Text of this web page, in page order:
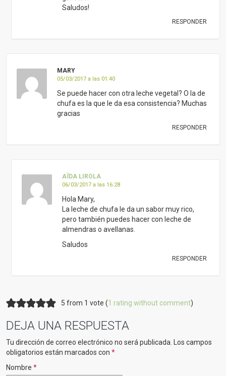
Saludos!
RESPONDER
MARY
05/03/2017 a las 01:40
Se puede hacer con otra leche vegetal? O la de
chufa es la que le da esa consistencia? Muchas
gracias
RESPONDER
AÏDA LIROLA
06/03/2017 a las 16:28
Hola Mary,
La leche de chufa le da un sabor muy rico,
pero también puedes hacer con leche de
almendras o avellanas.
Saludos
RESPONDER
5 from 1 vote (1 rating without comment)
DEJA UNA RESPUESTA
Tu dirección de correo electrónico no será publicada.
Los campos
obligatorios están marcados con *
Nombre *